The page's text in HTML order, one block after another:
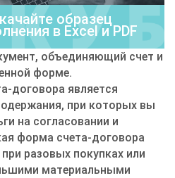
образец
в Excel и PDF
объединяющий счет и
форме.
договора является
при которых вы
на согласовании и
форма счета-договора
разовых покупках или
материальными